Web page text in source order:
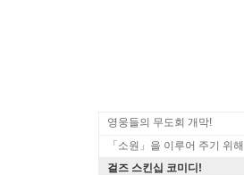
영웅들의 무도회 개막!
「소원」을 이루어 주기 위해
걸즈 스킨십 코미디!